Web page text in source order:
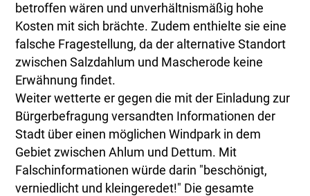
betroffen wären und unverhältnismäßig hohe
Kosten mit sich brächte. Zudem enthielte sie eine
falsche Fragestellung, da der alternative Standort
zwischen Salzdahlum und Mascherode keine
Erwähnung findet.
Weiter wetterte er gegen die mit der Einladung zur
Bürgerbefragung versandten Informationen der
Stadt über einen möglichen Windpark in dem
Gebiet zwischen Ahlum und Dettum. Mit
Falschinformationen würde darin "beschönigt,
verniedlicht und kleingeredet!" Die gesamte